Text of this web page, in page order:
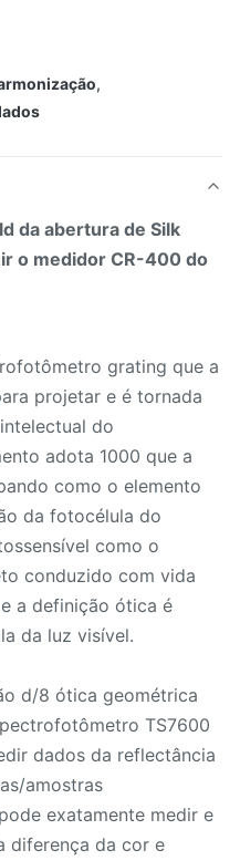
,
da abertura de Silk
o medidor CR-400 do
grating que a
projetar e é tornada
do
adota 1000 que a
como o elemento
da fotocélula do
como o
conduzido com vida
a definição ótica é
da luz visível.
d/8 ótica geométrica
TS7600
dados da reflectância
amostras
exatamente medir e
diferença da cor e